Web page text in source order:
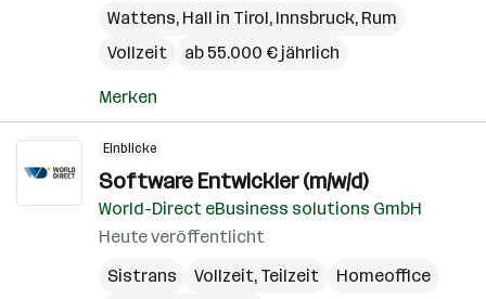
Wattens, Hall in Tirol, Innsbruck, Rum
Vollzeit
ab 55.000 € jährlich
Merken
Einblicke
Software Entwickler (m/w/d)
World-Direct eBusiness solutions GmbH
Heute veröffentlicht
Sistrans
Vollzeit, Teilzeit
Homeoffice